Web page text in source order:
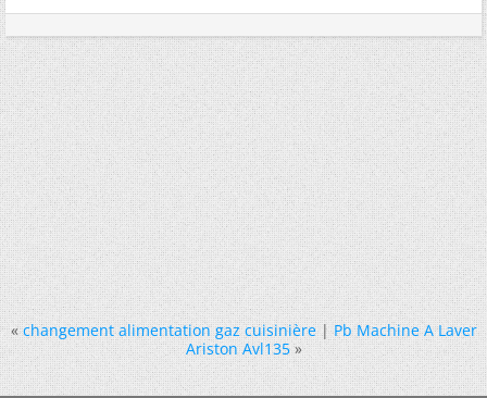
« changement alimentation gaz cuisinière|Pb Machine A Laver
Ariston Avl135 »